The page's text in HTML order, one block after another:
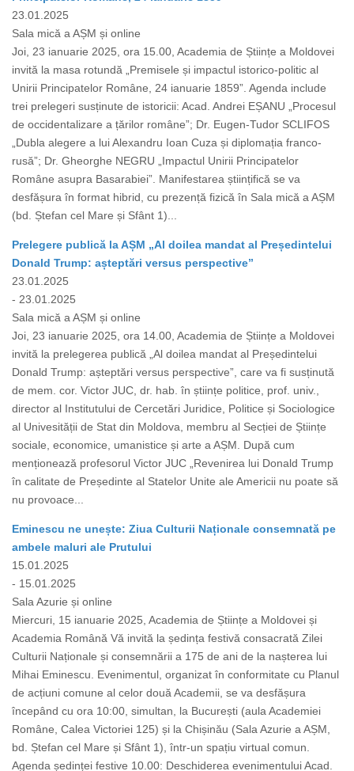
23.01.2025
Sala mică a AȘM și online
Joi, 23 ianuarie 2025, ora 15.00, Academia de Științe a Moldovei
invită la masa rotundă „Premisele și impactul istorico-politic al
Unirii Principatelor Române, 24 ianuarie 1859”. Agenda include
trei prelegeri susținute de istoricii: Acad. Andrei EȘANU „Procesul
de occidentalizare a țărilor române”; Dr. Eugen-Tudor SCLIFOS
„Dubla alegere a lui Alexandru Ioan Cuza și diplomația franco-
rusă”; Dr. Gheorghe NEGRU „Impactul Unirii Principatelor
Române asupra Basarabiei”. Manifestarea științifică se va
desfășura în format hibrid, cu prezență fizică în Sala mică a AȘM
(bd. Ștefan cel Mare și Sfânt 1)...
Prelegere publică la AȘM „Al doilea mandat al Președintelui
Donald Trump: așteptări versus perspective”
23.01.2025
- 23.01.2025
Sala mică a AȘM și online
Joi, 23 ianuarie 2025, ora 14.00, Academia de Științe a Moldovei
invită la prelegerea publică „Al doilea mandat al Președintelui
Donald Trump: așteptări versus perspective”, care va fi susținută
de mem. cor. Victor JUC, dr. hab. în științe politice, prof. univ.,
director al Institutului de Cercetări Juridice, Politice și Sociologice
al Univesității de Stat din Moldova, membru al Secției de Științe
sociale, economice, umanistice și arte a AȘM. După cum
menționează profesorul Victor JUC „Revenirea lui Donald Trump
în calitate de Președinte al Statelor Unite ale Americii nu poate să
nu provoace...
Eminescu ne unește: Ziua Culturii Naționale consemnată pe
ambele maluri ale Prutului
15.01.2025
- 15.01.2025
Sala Azurie și online
Miercuri, 15 ianuarie 2025, Academia de Științe a Moldovei și
Academia Română Vă invită la ședința festivă consacrată Zilei
Culturii Naționale și consemnării a 175 de ani de la nașterea lui
Mihai Eminescu. Evenimentul, organizat în conformitate cu Planul
de acțiuni comune al celor două Academii, se va desfășura
începând cu ora 10:00, simultan, la București (aula Academiei
Române, Calea Victoriei 125) și la Chișinău (Sala Azurie a AȘM,
bd. Ștefan cel Mare și Sfânt 1), într-un spațiu virtual comun.
Agenda ședinței festive 10.00: Deschiderea evenimentului Acad.